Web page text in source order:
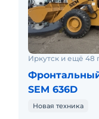
Иркутск и ещё 48
SEM 636D
Новая техника